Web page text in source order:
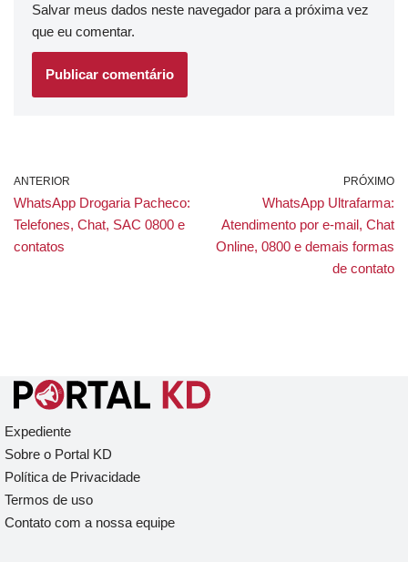
Salvar meus dados neste navegador para a próxima vez
que eu comentar.
ANTERIOR
WhatsApp Drogaria Pacheco:
Telefones, Chat, SAC 0800 e
contatos
PRÓXIMO
WhatsApp Ultrafarma:
Atendimento por e-mail, Chat
Online, 0800 e demais formas
de contato
Expediente
Sobre o Portal KD
Política de Privacidade
Termos de uso
Contato com a nossa equipe